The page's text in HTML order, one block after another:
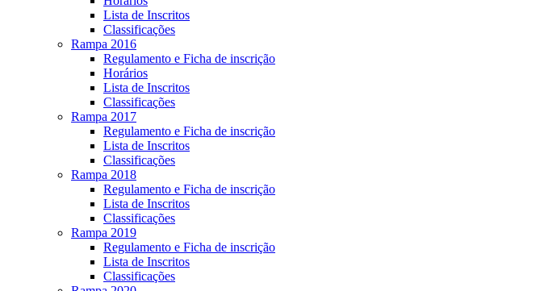
Lista de Inscritos
Classificações
Rampa 2016
Regulamento e Ficha de inscrição
Horários
Lista de Inscritos
Classificações
Rampa 2017
Regulamento e Ficha de inscrição
Lista de Inscritos
Classificações
Rampa 2018
Regulamento e Ficha de inscrição
Lista de Inscritos
Classificações
Rampa 2019
Regulamento e Ficha de inscrição
Lista de Inscritos
Classificações